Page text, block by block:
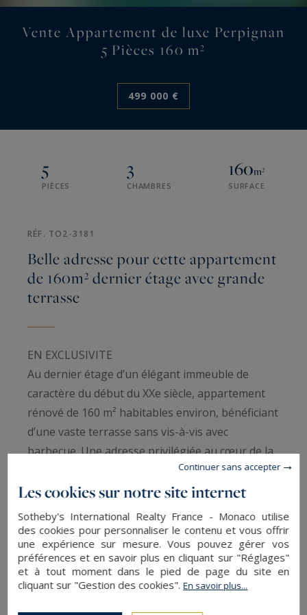
Vente Appartement de luxe Perpignan
5 Pièces 160 m²
499 000 €
5
PIÈCES
3
CHAMBRES
160m²
SURFACE
RÉF. TO2-3181
Belle adresse pour cette appartement
de 160m² dernier étage avec grande
terrasse
EN EXCLUSIVITE
Au dernier étage d’un élégant immeuble de
caractère du début du XXe siècle, appartement
rénové de 160 m² habitables environ, bénéficiant
d’une vaste terrasse sans vis-à-vis avec
barbecue. Une adresse privilégiée au cœur de la
ville, conjuguant charme de l’ancien et confort
contemporain.
donnent le ton. La pièce de vie de plus de 70 m²
s’ouvre dans une atmosphère chaleureuse et
raffinée, où la cuisine parfaitement équipée
s’intègre avec élégance à l’espace de réception.
Les cookies sur notre site internet
Sotheby's International Realty France - Monaco utilise
des cookies pour personnaliser le contenu et vous offrir
une expérience sur mesure. Vous pouvez gérer vos
préférences et en savoir plus en cliquant sur "Réglages"
et à tout moment dans le pied de page du site en
cliquant sur "Gestion des cookies".En savoir plus...
Continuer sans accepter